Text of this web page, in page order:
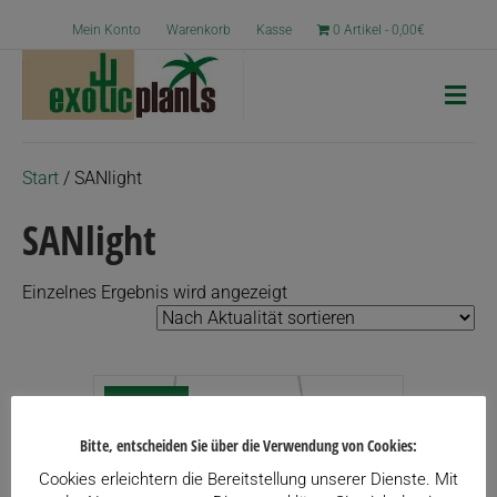
Mein Konto Warenkorb Kasse 0 Artikel 0,00€
N
a
Start / SANlight
SANlight
Einzelnes Ergebnis wird angezeigt
Bitte, entscheiden Sie über die Verwendung von Cookies:
Cookies erleichtern die Bereitstellung unserer Dienste. Mit